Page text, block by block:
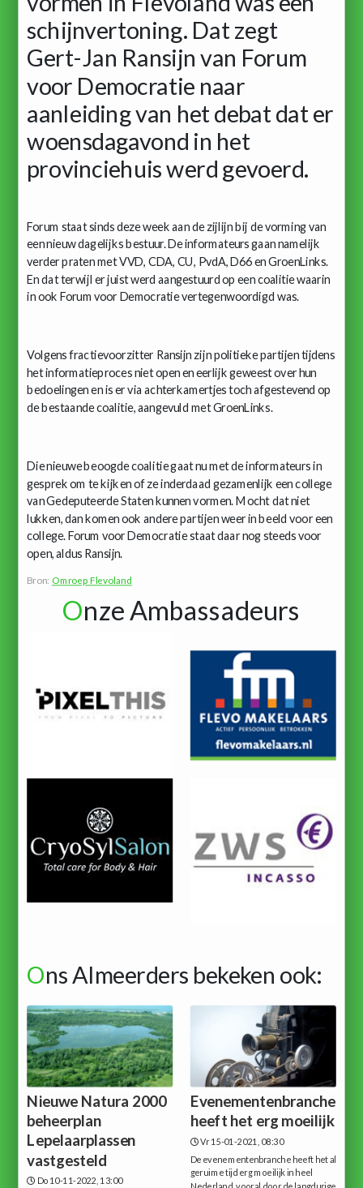
schijnvertoning. Dat zegt
Gert-Jan Ransijn van Forum
voor Democratie naar
aanleiding van het debat dat er
woensdagavond in het
provinciehuis werd gevoerd.
Forum staat sinds deze week aan de zijlijn bij de vorming van
een nieuw dagelijks bestuur. De informateurs gaan namelijk
verder praten met VVD, CDA, CU, PvdA, D66 en GroenLinks.
En dat terwijl er juist werd aangestuurd op een coalitie waarin
in ook Forum voor Democratie vertegenwoordigd was.
Volgens fractievoorzitter Ransijn zijn politieke partijen tijdens
het informatieproces niet open en eerlijk geweest over hun
bedoelingen en is er via achterkamertjes toch afgestevend op
de bestaande coalitie, aangevuld met GroenLinks.
Die nieuwe beoogde coalitie gaat nu met de informateurs in
gesprek om te kijken of ze inderdaad gezamenlijk een college
van Gedeputeerde Staten kunnen vormen. Mocht dat niet
lukken, dan komen ook andere partijen weer in beeld voor een
college. Forum voor Democratie staat daar nog steeds voor
open, aldus Ransijn.
Bron: Omroep Flevoland
Onze Ambassadeurs
Ons Almeerders bekeken ook:
Nieuwe Natura 2000
beheerplan
Lepelaarplassen
vastgesteld
Do 10-11-2022, 13:00
Evenementenbranche
heeft het erg moeilijk
Vr 15-01-2021, 08:30
De evenementenbranche heeft het al
geruime tijd erg moeilijk in heel